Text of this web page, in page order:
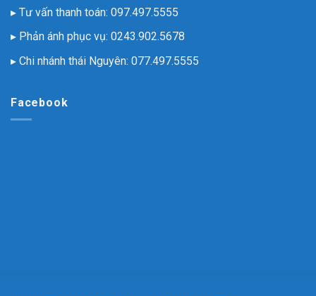
▸ Tư vấn thanh toán: 097.497.5555
▸ Phản ánh phục vụ: 0243.902.5678
▸ Chi nhánh thái Nguyên: 077.497.5555
Facebook